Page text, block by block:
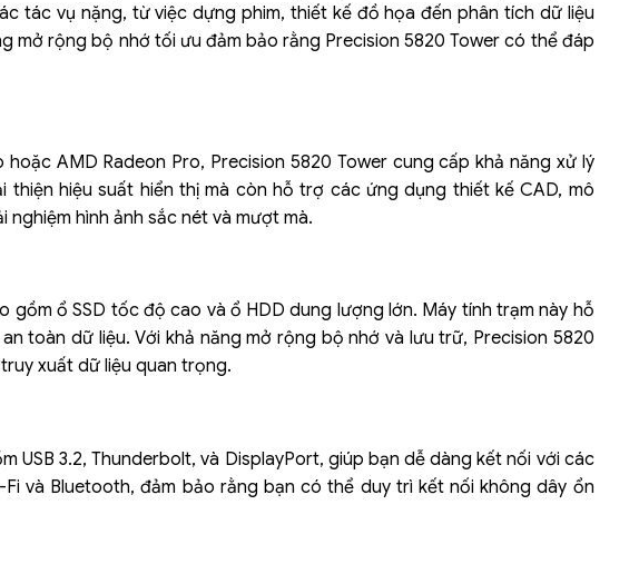
tác vụ nặng, từ việc dựng phim, thiết kế đồ họa đến phân tích dữ liệu
mở rộng bộ nhớ tối ưu đảm bảo rằng Precision 5820 Tower có thể đáp
AMD Radeon Pro, Precision 5820 Tower cung cấp khả năng xử lý
hiệu suất hiển thị mà còn hỗ trợ các ứng dụng thiết kế CAD, mô
hình ảnh sắc nét và mượt mà.
ổ SSD tốc độ cao và ổ HDD dung lượng lớn. Máy tính trạm này hỗ
toàn dữ liệu. Với khả năng mở rộng bộ nhớ và lưu trữ, Precision 5820
xuất dữ liệu quan trọng.
USB 3.2, Thunderbolt, và DisplayPort, giúp bạn dễ dàng kết nối với các
và Bluetooth, đảm bảo rằng bạn có thể duy trì kết nối không dây ổn